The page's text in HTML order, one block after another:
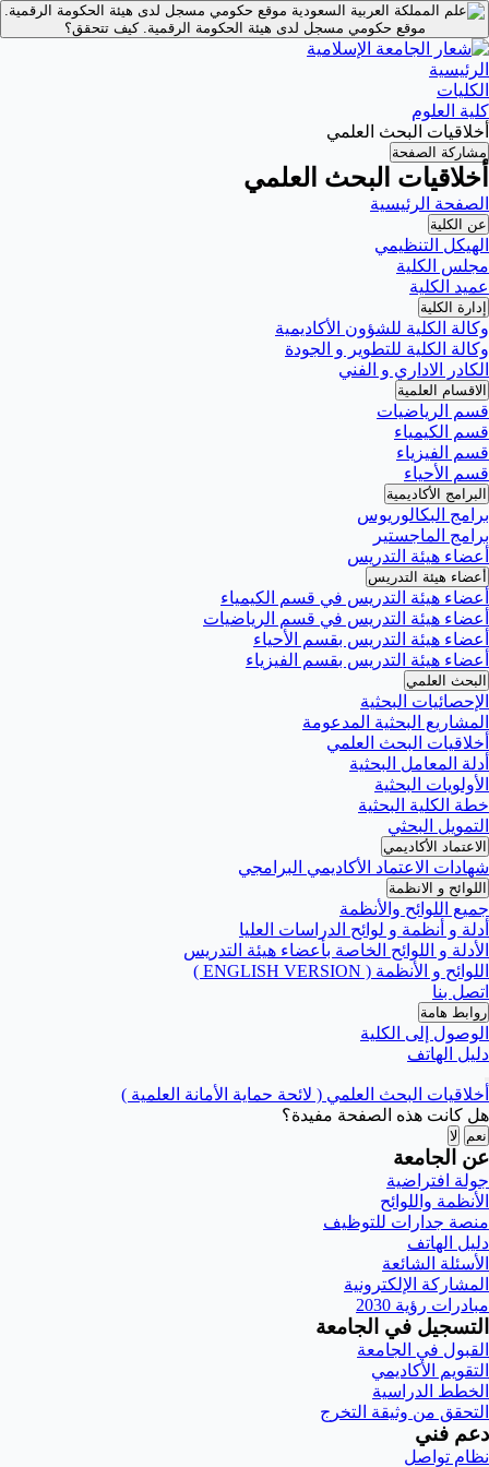
موقع حكومي مسجل لدى هيئة الحكومة الرقمية.
موقع حكومي مسجل لدى هيئة الحكومة الرقمية.كيف تتحقق؟
الرئيسية
الكليات
كلية العلوم
أخلاقيات البحث العلمي
مشاركة الصفحة
أخلاقيات البحث العلمي
الصفحة الرئيسية
عن الكلية
الهيكل التنظيمي
مجلس الكلية
عميد الكلية
إدارة الكلية
وكالة الكلية للشؤون الأكاديمية
وكالة الكلية للتطوير و الجودة
الكادر الاداري و الفني
الاقسام العلمية
قسم الرياضيات
قسم الكيمياء
قسم الفيزياء
قسم الأحياء
البرامج الأكاديمية
برامج البكالوريوس
برامج الماجستير
أعضاء هيئة التدريس
أعضاء هيئة التدريس
أعضاء هيئة التدريس في قسم الكيمياء
أعضاء هيئة التدريس في قسم الرياضيات
أعضاء هيئة التدريس بقسم الأحياء
أعضاء هيئة التدريس بقسم الفيزياء
البحث العلمي
الإحصائيات البحثية
المشاريع البحثية المدعومة
أخلاقيات البحث العلمي
أدلة المعامل البحثية
الأولويات البحثية
خطة الكلية البحثية
التمويل البحثي
الاعتماد الأكاديمي
شهادات الاعتماد الأكاديمي البرامجي
اللوائح و الانظمة
جميع اللوائح والأنظمة
أدلة و أنظمة و لوائح الدراسات العليا
الأدلة و اللوائح الخاصة بأعضاء هيئة التدريس
اللوائح و الأنظمة ( ENGLISH VERSION )
اتصل بنا
روابط هامة
الوصول إلى الكلية
دليل الهاتف
أخلاقيات البحث العلمي ( لائحة حماية الأمانة العلمية )
هل كانت هذه الصفحة مفيدة؟
نعم لا
عن الجامعة
جولة افتراضية
الأنظمة واللوائح
منصة جدارات للتوظيف
دليل الهاتف
الأسئلة الشائعة
المشاركة الإلكترونية
مبادرات رؤية 2030
التسجيل في الجامعة
القبول في الجامعة
التقويم الأكاديمي
الخطط الدراسية
التحقق من وثيقة التخرج
دعم فني
نظام تواصل